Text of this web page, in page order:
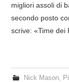
migliori assoli di
secondo posto
scrive: «Time dei
Nick Mason,